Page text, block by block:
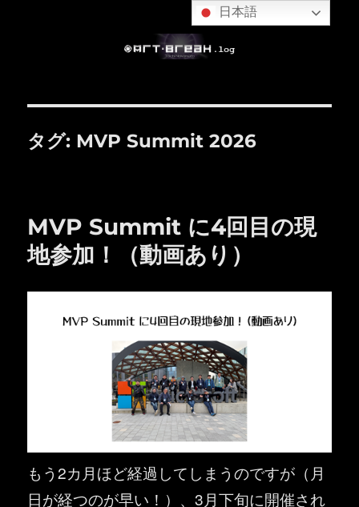
タグ: MVP Summit 2026
MVP Summit に4回目の現
地参加！（動画あり）
もう2カ月ほど経過してしまうのですが（月
日が経つのが早い！）、3月下旬に開催され
日本語